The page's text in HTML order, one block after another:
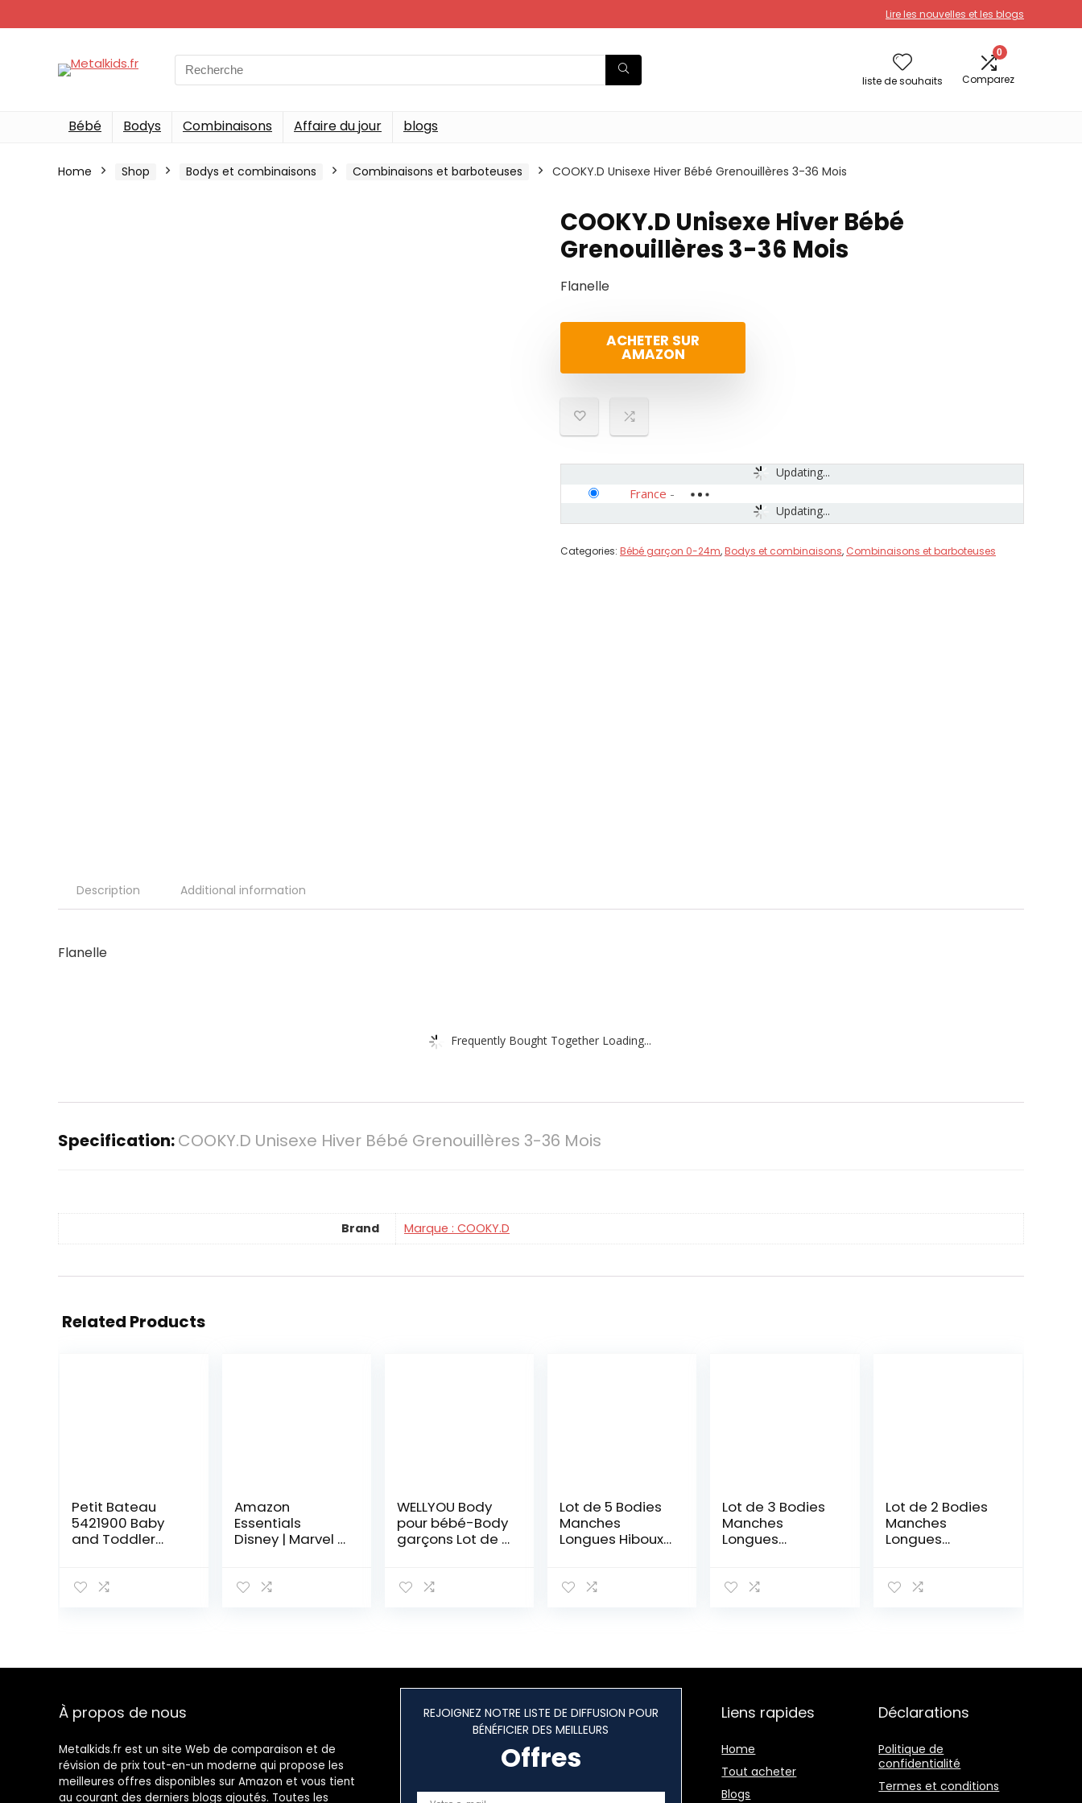
Lire les nouvelles et les blogs
Search
for:
liste de souhaits
0
Comparez
Bébé Bodys Combinaisons Affaire du jour blogs
Home Shop Bodys et combinaisons Combinaisons et barboteuses COOKY.D Unisexe Hiver Bébé Grenouillères 3-36 Mois
COOKY.D Unisexe Hiver Bébé
Grenouillères 3-36 Mois
Flanelle
ACHETER SUR
AMAZON
Updating...
Updating...
France -
Categories: Bébé garçon 0-24m,Bodys et combinaisons, Combinaisons et barboteuses
Description Additional information
Flanelle
Frequently Bought Together Loading...
Specification:COOKY.D Unisexe Hiver Bébé Grenouillères 3-36 Mois
Brand Marque : COOKY.D
Related Products
Petit Bateau
5421900 Baby
and Toddler
Amazon
Essentials
Disney | Marvel |
Longues Bébé
WELLYOU Body
pour bébé-Body
garçons Lot de 2
Rayures
Lot de 5 Bodies
Manches
Longues Hiboux
Lot de 3 Bodies
Manches
Longues
Lot de 2 Bodies
Manches
Longues
À propos de nous
Metalkids.fr est un site Web de comparaison et de
révision de prix tout-en-un moderne qui propose les
meilleures offres disponibles sur Amazon et vous tient
au courant des derniers blogs ajoutés. Toutes les
REJOIGNEZ NOTRE LISTE DE DIFFUSION POUR
BÉNÉFICIER DES MEILLEURS
Offres
Liens rapides
Home
Tout acheter
Blogs
Déclarations
Politique de
confidentialité
Termes et conditions